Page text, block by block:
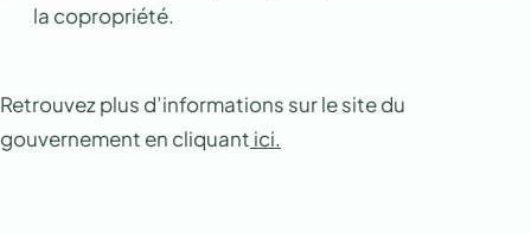
la copropriété.
Retrouvez plus d’informations sur le site du
gouvernement en cliquant ici.